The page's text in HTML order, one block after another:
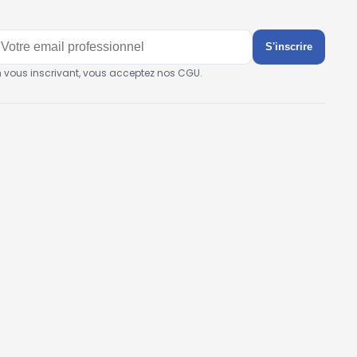
S'inscrire
vous inscrivant, vous acceptez nos CGU.